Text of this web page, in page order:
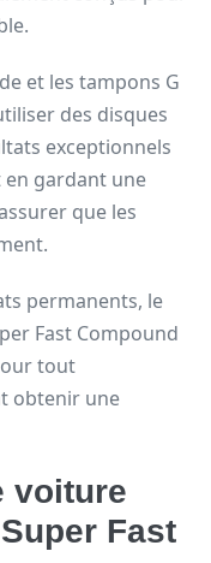
et les tampons G
des disques
exceptionnels
gardant une
que les
permanents, le
Fast Compound
tout
obtenir une
voiture
Fast